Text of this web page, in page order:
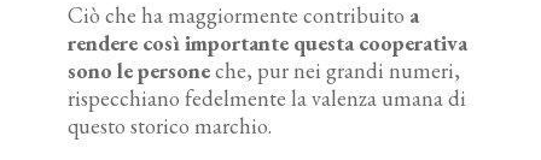
Ciò che ha maggiormente contribuito a
rendere così importante questa cooperativa
sono le personeche, pur nei grandi numeri,
rispecchiano fedelmente la valenza umana di
questo storico marchio.